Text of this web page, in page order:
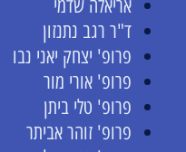
אריאלה שדמי
ד"ר רגב נתנזון
פרופ' יצחק יאני נבו
פרופ' אורי מור
פרופ' טלי ביתן
פרופ' זוהר אביתר